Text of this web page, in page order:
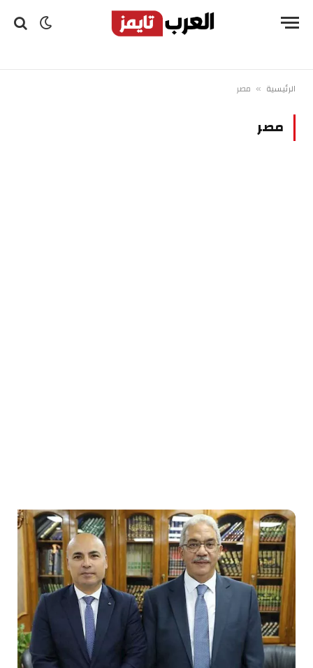
الرئيسية » مصر
مصر